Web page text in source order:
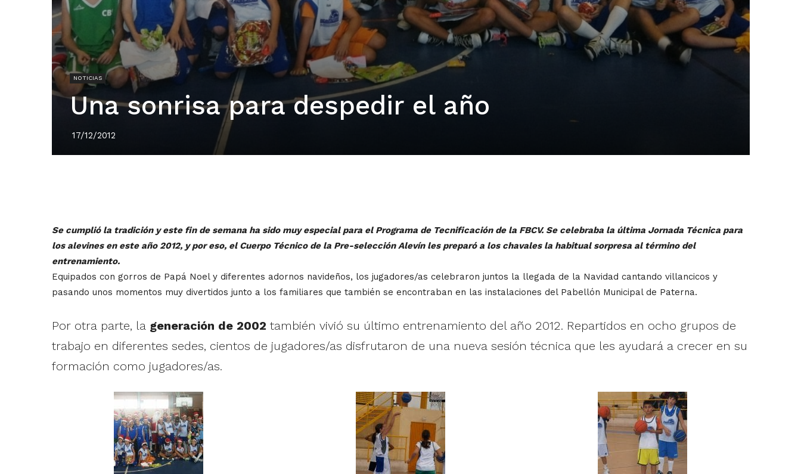
NOTICIAS
Una sonrisa para despedir el año
17/12/2012
Se cumplió la tradición y este fin de semana ha sido muy especial para el Programa de Tecnificación de la FBCV. Se celebraba la última Jornada Técnica para
los alevines en este año 2012, y por eso, el Cuerpo Técnico de la Pre-selección Alevín les preparó a los chavales la habitual sorpresa al término del
entrenamiento.
Equipados con gorros de Papá Noel y diferentes adornos navideños, los jugadores/as celebraron juntos la llegada de la Navidad cantando villancicos y
pasando unos momentos muy divertidos junto a los familiares que también se encontraban en las instalaciones del Pabellón Municipal de Paterna.
Por otra parte, la generación de 2002 también vivió su último entrenamiento del año 2012. Repartidos en ocho grupos de
trabajo en diferentes sedes, cientos de jugadores/as disfrutaron de una nueva sesión técnica que les ayudará a crecer en su
formación como jugadores/as.